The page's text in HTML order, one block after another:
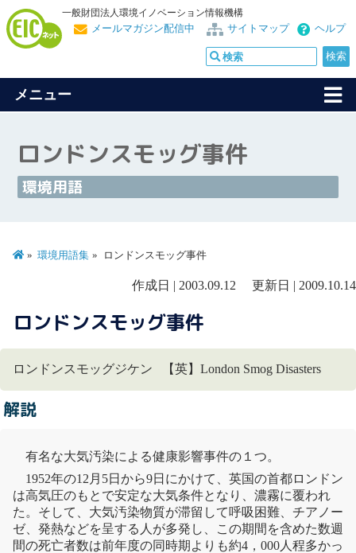
一般財団法人環境イノベーション情報機構
ヘルプ
サイトマップ
メールマガジン配信中
メニュー
ロンドンスモッグ事件
環境用語
環境用語集 ロンドンスモッグ事件
作成日 | 2003.09.12 更新日 | 2009.10.14
ロンドンスモッグ事件
ロンドンスモッグジケン 【英】London Smog Disasters
解説
有名な大気汚染による健康影響事件の１つ。
1952年の12月5日から9日にかけて、英国の首都ロンドン
は高気圧のもとで安定な大気条件となり、濃霧に覆われ
た。そして、 大気汚染物質が滞留して呼吸困難、チアノー
ゼ、発熱などを呈する人が多発し、この期間を含めた数週
間の死亡者数は前年度の同時期よりも約4，000人程多かっ